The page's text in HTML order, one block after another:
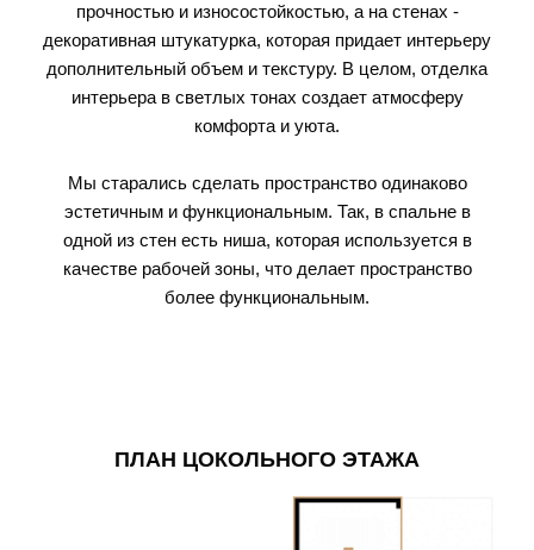
прочностью и износостойкостью, а на стенах -
декоративная штукатурка, которая придает интерьеру
дополнительный объем и текстуру. В целом, отделка
интерьера в светлых тонах создает атмосферу
комфорта и уюта.
Мы старались сделать пространство одинаково
эстетичным и функциональным. Так, в спальне в
одной из стен есть ниша, которая используется в
качестве рабочей зоны, что делает пространство
более функциональным.
ПЛАН ЦОКОЛЬНОГО ЭТАЖА